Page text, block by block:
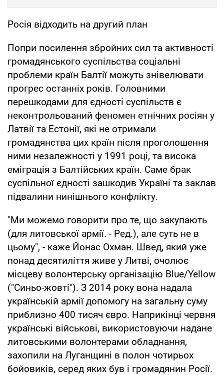
Росія відходить на другий план
Попри посилення збройних сил та активності
громадянського суспільства соціальні
проблеми країн Балтії можуть знівелювати
прогрес останніх років. Головними
перешкодами для єдності суспільств є
неконтрольований феномен етнічних росіян у
Латвії та Естонії, які не отримали
громадянства цих країн після проголошення
ними незалежності у 1991 році, та висока
еміграція з Балтійських країн. Саме брак
суспільної єдності зашкодив Україні та заклав
підвалини нинішнього конфлікту.
"Ми можемо говорити про те, що закупають
(для литовської армії. - Ред.), але суть не в
цьому", - каже Йонас Охман. Швед, який уже
понад десятиліття живе у Литві, очолює
місцеву волонтерську організацію Blue/Yellow
("Синьо-жовті"). З 2014 року вона надала
українській армії допомогу на загальну суму
приблизно 400 тисяч євро. Наприкінці червня
українські військові, використовуючи надане
литовськими волонтерами обладнання,
захопили на Луганщині в полон чотирьох
бойовиків, серед яких був і громадянин Росії.